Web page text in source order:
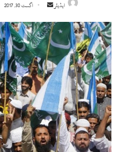
ایڈیٹر
n
d
a
n
e
m
i
l
اگست 30, 2017